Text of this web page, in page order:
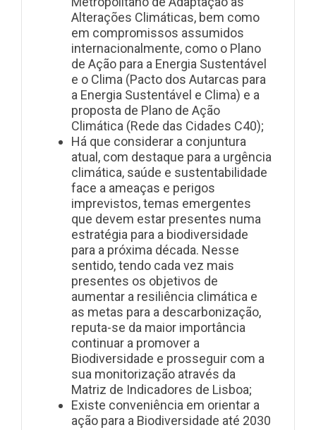
Alterações Climáticas, bem como
em compromissos assumidos
internacionalmente, como o Plano
de Ação para a Energia Sustentável
e o Clima (Pacto dos Autarcas para
a Energia Sustentável e Clima) e a
proposta de Plano de Ação
Climática (Rede das Cidades C40);
Há que considerar a conjuntura
atual, com destaque para a urgência
climática, saúde e sustentabilidade
face a ameaças e perigos
imprevistos, temas emergentes
que devem estar presentes numa
estratégia para a biodiversidade
para a próxima década. Nesse
sentido, tendo cada vez mais
presentes os objetivos de
aumentar a resiliência climática e
as metas para a descarbonização,
reputa-se da maior importância
continuar a promover a
Biodiversidade e prosseguir com a
sua monitorização através da
Matriz de Indicadores de Lisboa;
Existe conveniência em orientar a
ação para a Biodiversidade até 2030